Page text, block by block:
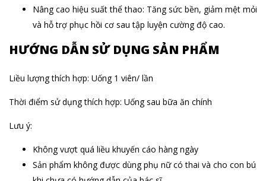
Nâng cao hiệu suất thể thao: Tăng sức bền, giảm mệt mỏi
và hỗ trợ phục hồi cơ sau tập luyện cường độ cao.
HƯỚNG DẪN SỬ DỤNG SẢN PHẨM
Liều lượng thích hợp: Uống 1 viên/ lần
Thời điểm sử dụng thích hợp: Uống sau bữa ăn chính
Lưu ý:
Không vượt quá liều khuyến cáo hàng ngày
Sản phẩm không được dùng phụ nữ có thai và cho con bú